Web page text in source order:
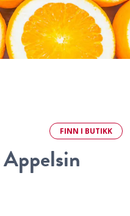
FINN I BUTIKK